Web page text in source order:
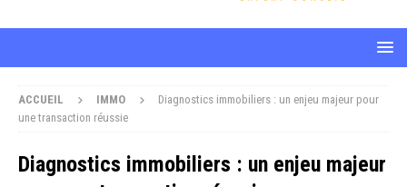
ACCUEIL IMMO
Diagnostics immobiliers : un enjeu majeur pour
une transaction réussie
Diagnostics immobiliers : un enjeu majeur